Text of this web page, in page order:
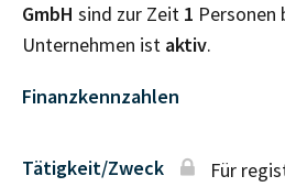
GmbH sind zur Zeit 1 Personen
Unternehmen ist aktiv.
Finanzkennzahlen
Tätigkeit/Zweck Für